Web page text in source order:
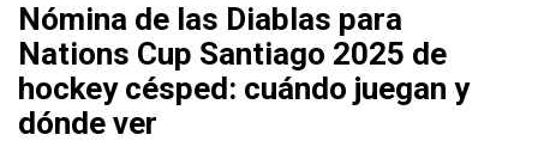
Nómina de las Diablas para
Nations Cup Santiago 2025 de
hockey césped: cuándo juegan y
dónde ver